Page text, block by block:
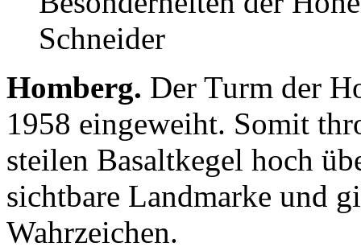
Schneider
Homberg. Der Turm der
1958 eingeweiht. Somit
steilen Basaltkegel hoch
sichtbare Landmarke und
Wahrzeichen.